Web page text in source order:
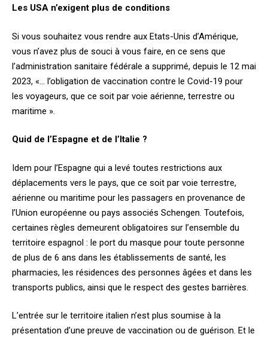
Les USA n’exigent plus de conditions
Si vous souhaitez vous rendre aux Etats-Unis d’Amérique,
vous n’avez plus de souci à vous faire, en ce sens que
l’administration sanitaire fédérale a supprimé, depuis le 12 mai
2023, «… l’obligation de vaccination contre le Covid-19 pour
les voyageurs, que ce soit par voie aérienne, terrestre ou
maritime ».
Quid de l’Espagne et de l’Italie ?
Idem pour l’Espagne qui a levé toutes restrictions aux
déplacements vers le pays, que ce soit par voie terrestre,
aérienne ou maritime pour les passagers en provenance de
l’Union européenne ou pays associés Schengen. Toutefois,
certaines règles demeurent obligatoires sur l’ensemble du
territoire espagnol : le port du masque pour toute personne
de plus de 6 ans dans les établissements de santé, les
pharmacies, les résidences des personnes âgées et dans les
transports publics, ainsi que le respect des gestes barrières.
L’entrée sur le territoire italien n’est plus soumise à la
présentation d’une preuve de vaccination ou de guérison. Et le